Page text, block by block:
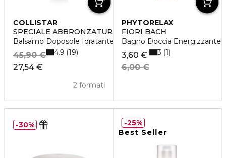
COLLISTAR
SPECIALE ABBRONZATURA PERFETTA
Balsamo Doposole Idratante Restitutivo
27,54 €
45,90 €
2 formati
4.9 19
PHYTORELAX
FIORI BACH
Bagno Doccia Energizzante
3,60 €
6,00 €
3 1
30%
Best Seller
25%